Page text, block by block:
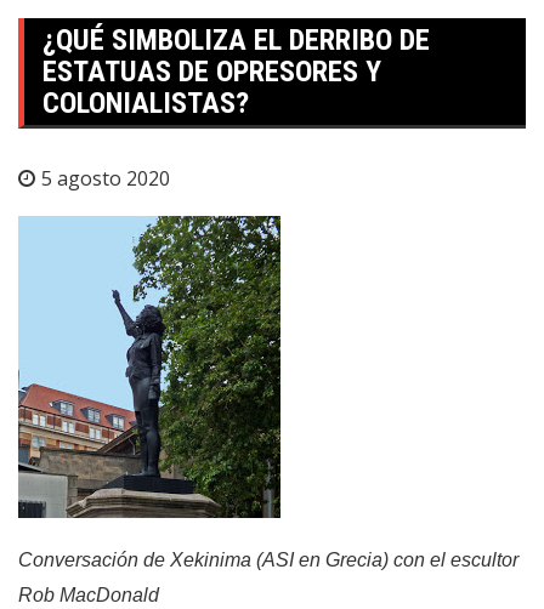
¿QUÉ SIMBOLIZA EL DERRIBO DE
ESTATUAS DE OPRESORES Y
COLONIALISTAS?
5 agosto 2020
Conversación de Xekinima (ASI en Grecia) con el escultor
Rob MacDonald